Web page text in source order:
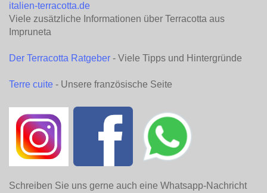
italien-terracotta.de
Viele zusätzliche Informationen über Terracotta aus
Impruneta
Der Terracotta Ratgeber - Viele Tipps und Hintergründe
Terre cuite - Unsere französische Seite
Schreiben Sie uns gerne auch eine Whatsapp-Nachricht